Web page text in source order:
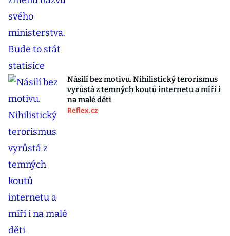
Násilí bez motivu. Nihilistický terorismus
vyrůstá z temných koutů internetu a míří i
na malé děti
Reflex.cz